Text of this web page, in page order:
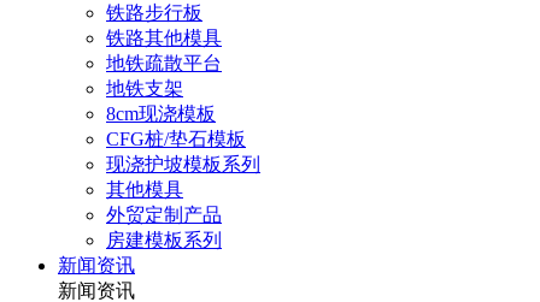
铁路步行板
铁路其他模具
地铁疏散平台
地铁支架
8cm现浇模板
CFG桩/垫石模板
现浇护坡模板系列
其他模具
外贸定制产品
房建模板系列
新闻资讯
新闻资讯